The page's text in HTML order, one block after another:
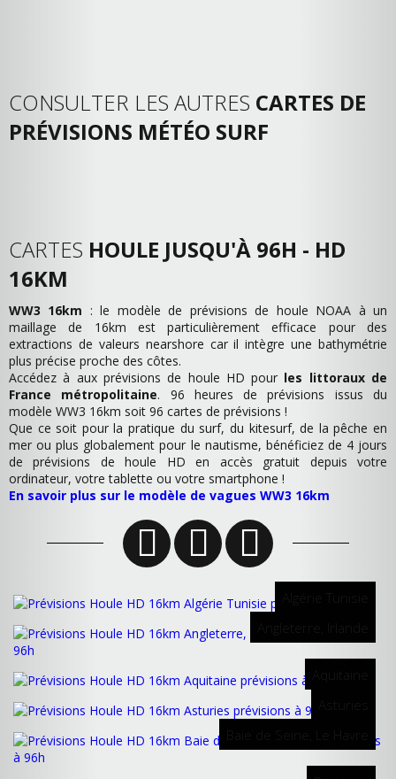
CONSULTER LES AUTRES CARTES DE
PRÉVISIONS MÉTÉO SURF
CARTES HOULE JUSQU'À 96H - HD
16KM
WW3 16km : le modèle de prévisions de houle NOAA à un
maillage de 16km est particulièrement efficace pour des
extractions de valeurs nearshore car il intègre une bathymétrie
plus précise proche des côtes.
Accédez à aux prévisions de houle HD pour les littoraux de
France métropolitaine. 96 heures de prévisions issus du
modèle WW3 16km soit 96 cartes de prévisions !
Que ce soit pour la pratique du surf, du kitesurf, de la pêche en
mer ou plus globalement pour le nautisme, bénéficiez de 4 jours
de prévisions de houle HD en accès gratuit depuis votre
ordinateur, votre tablette ou votre smartphone !
En savoir plus sur le modèle de vagues WW3 16km